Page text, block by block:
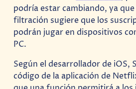
podría estar cambiando, ya
filtración sugiere que los
podrán jugar en dispositivos
PC.
Según el desarrollador de iOS,
código de la aplicación de